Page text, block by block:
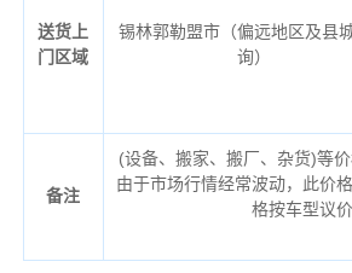
送货上
门区域
锡林郭勒盟市（偏远地区及县
询）
备注
(设备、搬家、搬厂、杂货)等价
由于市场行情经常波动，此价
格按车型议价